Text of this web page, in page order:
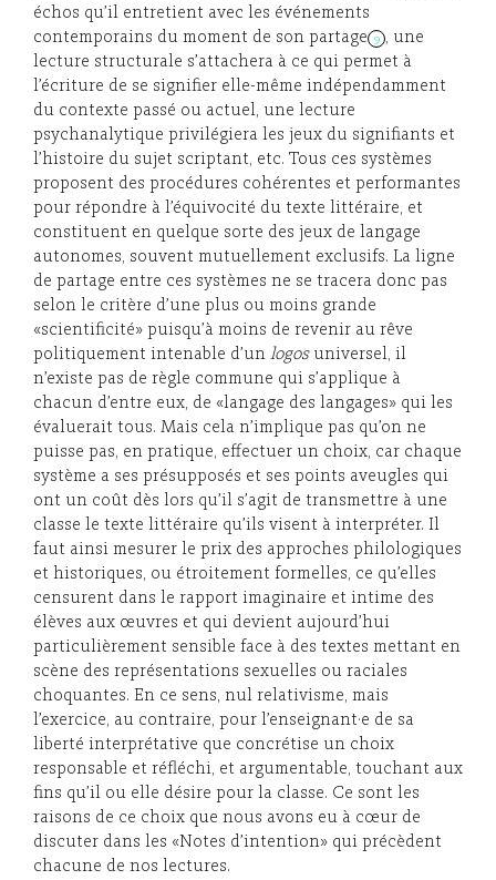
échos qu’il entretient avec les événements
contemporains du moment de son partage
9
, une
lecture structurale s’attachera à ce qui permet à
l’écriture de se signifier elle-même indépendamment
du contexte passé ou actuel, une lecture
psychanalytique privilégiera les jeux du signifiants et
l’histoire du sujet scriptant, etc. Tous ces systèmes
proposent des procédures cohérentes et performantes
pour répondre à l’équivocité du texte littéraire, et
constituent en quelque sorte des jeux de langage
autonomes, souvent mutuellement exclusifs. La ligne
de partage entre ces systèmes ne se tracera donc pas
selon le critère d’une plus ou moins grande
«scientificité» puisqu’à moins de revenir au rêve
politiquement intenable d’un logosuniversel, il
n’existe pas de règle commune qui s’applique à
chacun d’entre eux, de «langage des langages» qui les
évaluerait tous. Mais cela n’implique pas qu’on ne
puisse pas, en pratique, effectuer un choix, car chaque
système a ses présupposés et ses points aveugles qui
ont un coût dès lors qu’il s’agit de transmettre à une
classe le texte littéraire qu’ils visent à interpréter. Il
faut ainsi mesurer le prix des approches philologiques
et historiques, ou étroitement formelles, ce qu’elles
censurent dans le rapport imaginaire et intime des
élèves aux œuvres et qui devient aujourd’hui
particulièrement sensible face à des textes mettant en
scène des représentations sexuelles ou raciales
choquantes. En ce sens, nul relativisme, mais
l’exercice, au contraire, pour l’enseignant·e de sa
liberté interprétative que concrétise un choix
responsable et réfléchi, et argumentable, touchant aux
fins qu’il ou elle désire pour la classe. Ce sont les
raisons de ce choix que nous avons eu à cœur de
discuter dans les «Notes d’intention» qui précèdent
chacune de nos lectures.